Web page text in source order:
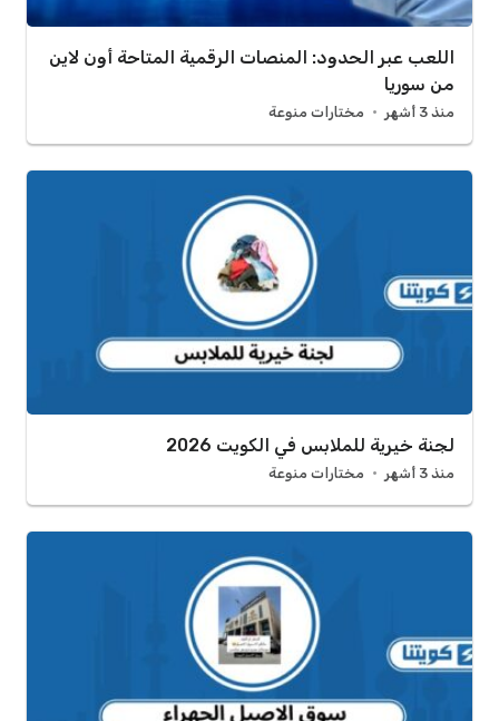
اللعب عبر الحدود: المنصات الرقمية المتاحة أون لاين
من سوريا
منذ 3 أشهر مختارات منوعة
لجنة خيرية للملابس في الكويت 2026
منذ 3 أشهر مختارات منوعة